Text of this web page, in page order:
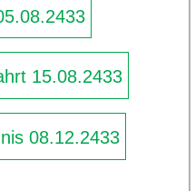
15.08.2433
08.12.2433